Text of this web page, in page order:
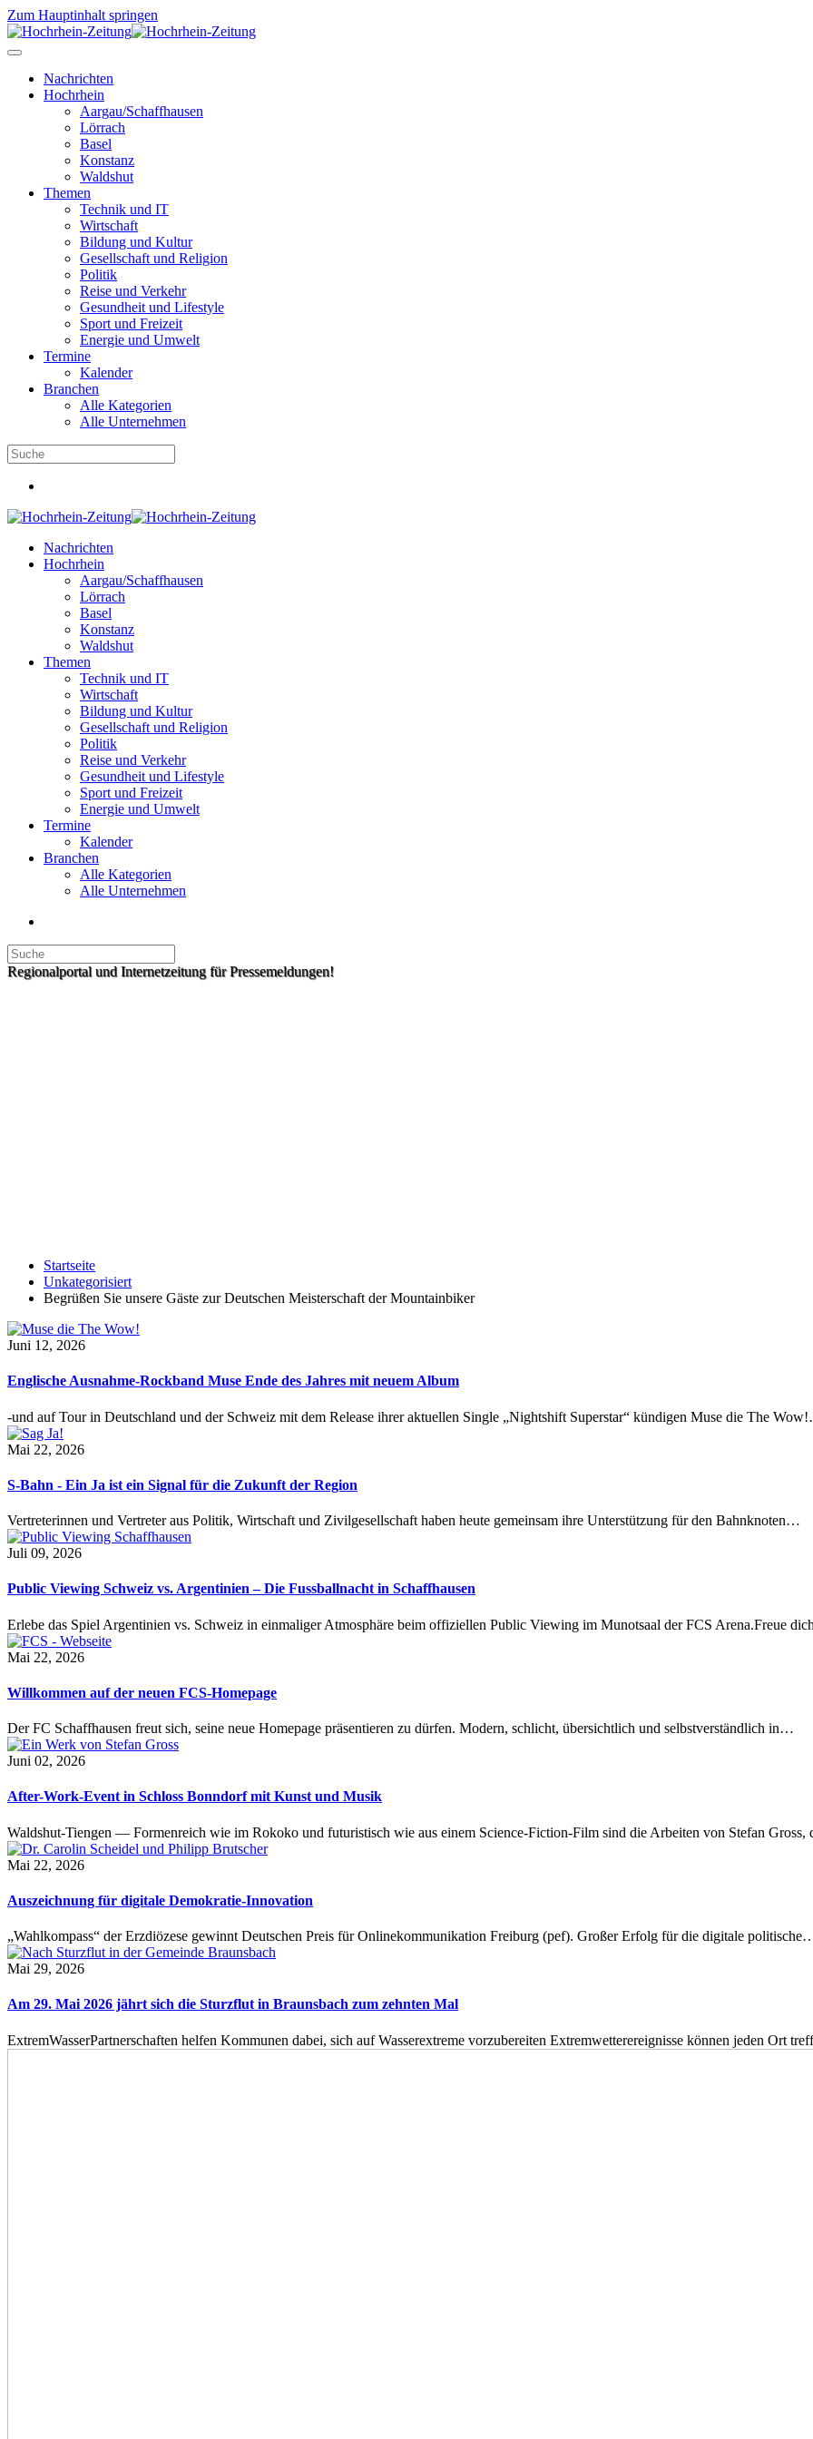
Zum Hauptinhalt springen
Nachrichten
Hochrhein
Aargau/Schaffhausen
Lörrach
Basel
Konstanz
Waldshut
Themen
Technik und IT
Wirtschaft
Bildung und Kultur
Gesellschaft und Religion
Politik
Reise und Verkehr
Gesundheit und Lifestyle
Sport und Freizeit
Energie und Umwelt
Termine
Kalender
Branchen
Alle Kategorien
Alle Unternehmen
Nachrichten
Hochrhein
Aargau/Schaffhausen
Lörrach
Basel
Konstanz
Waldshut
Themen
Technik und IT
Wirtschaft
Bildung und Kultur
Gesellschaft und Religion
Politik
Reise und Verkehr
Gesundheit und Lifestyle
Sport und Freizeit
Energie und Umwelt
Termine
Kalender
Branchen
Alle Kategorien
Alle Unternehmen
Regionalportal und Internetzeitung für Pressemeldungen!
Startseite
Unkategorisiert
Begrüßen Sie unsere Gäste zur Deutschen Meisterschaft der Mountainbiker
Juni 12, 2026
Englische Ausnahme-Rockband Muse Ende des Jahres mit neuem Album
-und auf Tour in Deutschland und der Schweiz mit dem Release ihrer aktuellen Single „Nightshift Superstar“ kündigen Muse die The
Mai 22, 2026
S-Bahn - Ein Ja ist ein Signal für die Zukunft der Region
Vertreterinnen und Vertreter aus Politik, Wirtschaft und Zivilgesellschaft haben heute gemeinsam ihre Unterstützung für den Bahnknoten…
Juli 09, 2026
Public Viewing Schweiz vs. Argentinien – Die Fussballnacht in Schaffhausen
Erlebe das Spiel Argentinien vs. Schweiz in einmaliger Atmosphäre beim offiziellen Public Viewing im Munotsaal der FCS Arena.Freue
Mai 22, 2026
Willkommen auf der neuen FCS-Homepage
Der FC Schaffhausen freut sich, seine neue Homepage präsentieren zu dürfen. Modern, schlicht, übersichtlich und selbstverständlich in…
Juni 02, 2026
After-Work-Event in Schloss Bonndorf mit Kunst und Musik
Waldshut-Tiengen — Formenreich wie im Rokoko und futuristisch wie aus einem Science-Fiction-Film sind die Arbeiten von Stefan
Mai 22, 2026
Auszeichnung für digitale Demokratie-Innovation
„Wahlkompass“ der Erzdiözese gewinnt Deutschen Preis für Onlinekommunikation Freiburg (pef). Großer Erfolg für die digitale
Mai 29, 2026
Am 29. Mai 2026 jährt sich die Sturzflut in Braunsbach zum zehnten Mal
ExtremWasserPartnerschaften helfen Kommunen dabei, sich auf Wasserextreme vorzubereiten Extremwetterereignisse können jeden Ort